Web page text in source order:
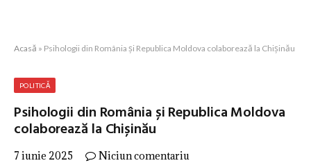
Acasă » Psihologii din România și Republica Moldova colaborează la Chișinău
POLITICĂ
Psihologii din România și Republica Moldova
colaborează la Chișinău
7 iunie 2025 Niciun comentariu